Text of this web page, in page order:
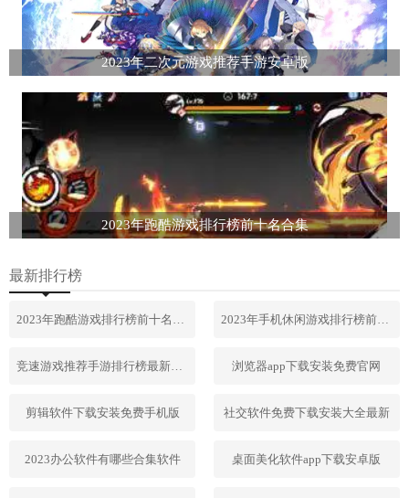
2023年二次元游戏推荐手游安卓版
2023年跑酷游戏排行榜前十名合集
最新排行榜
2023年手机休闲游戏排行榜前十名
浏览器app下载安装免费官网
剪辑软件下载安装免费手机版 社交软件免费下载安装大全最新
2023办公软件有哪些合集软件 桌面美化软件app下载安卓版